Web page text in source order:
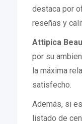
destaca por
reseñas y
Attipica
por su
la máxima
satisfecho.
Además, si
listado de